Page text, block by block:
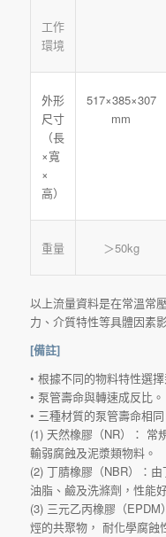
工作
環境
外形
尺寸
（長
×寬
×
高）
517×385×307
mm
重量 ＞50kg
以上流量資料是在常溫常
力、介質特性等具體因素
[備註]
• 根據不同的物料特性選擇
• 泵管壽命與轉速成反比。
• 三種材質的泵管壽命相同
(1) 天然橡膠（NR）： 常
輸弱腐蝕及泥漿類物料。
(2) 丁腈橡膠（NBR）：
油脂、鹼及洗滌劑，性能
(3) 三元乙丙橡膠（
烴的共聚物， 耐化學腐蝕